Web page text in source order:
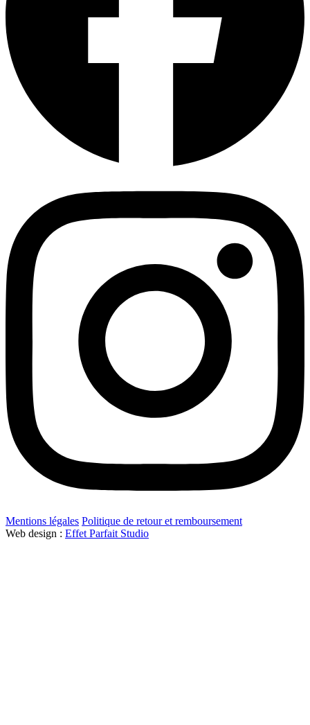
Mentions légales Politique de retour et remboursement
Web design : Effet Parfait Studio